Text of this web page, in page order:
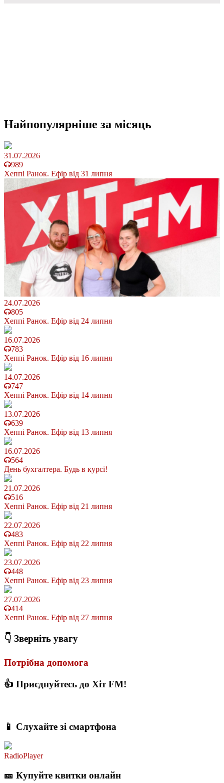
Найпопулярніше за місяць
31.07.2026
989
Хеппі Ранок. Ефір від 31 липня
24.07.2026
805
Хеппі Ранок. Ефір від 24 липня
16.07.2026
783
Хеппі Ранок. Ефір від 16 липня
14.07.2026
747
Хеппі Ранок. Ефір від 14 липня
13.07.2026
639
Хеппі Ранок. Ефір від 13 липня
16.07.2026
564
День бухгалтера. Будь в курсі!
21.07.2026
516
Хеппі Ранок. Ефір від 21 липня
22.07.2026
483
Хеппі Ранок. Ефір від 22 липня
23.07.2026
448
Хеппі Ранок. Ефір від 23 липня
27.07.2026
414
Хеппі Ранок. Ефір від 27 липня
👇 Зверніть увагу
Потрібна допомога
👍 Приєднуйтесь до Хіт FM!
📱 Слухайте зі смартфона
RadioPlayer
🎫 Купуйте квитки онлайн